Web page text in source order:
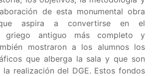
de esta monumental obra
que aspira a convertirse en el
griego antiguo más completo y
mostraron a los alumnos los
que alberga la sala y que son
la realización del DGE. Estos fondos